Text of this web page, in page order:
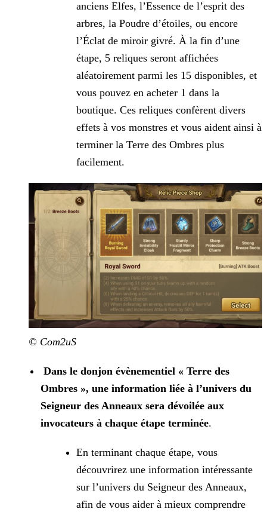
anciens Elfes, l’Essence de l’esprit des
arbres, la Poudre d’étoiles, ou encore
l’Éclat de miroir givré. À la fin d’une
étape, 5 reliques seront affichées
aléatoirement parmi les 15 disponibles, et
vous pouvez en acheter 1 dans la
boutique. Ces reliques confèrent divers
effets à vos monstres et vous aident ainsi à
terminer la Terre des Ombres plus
facilement.
© Com2uS
Dans le donjon évènementiel « Terre des
Ombres », une information liée à l’univers du
Seigneur des Anneaux sera dévoilée aux
invocateurs à chaque étape terminée.
En terminant chaque étape, vous
découvrirez une information intéressante
sur l’univers du Seigneur des Anneaux,
afin de vous aider à mieux comprendre